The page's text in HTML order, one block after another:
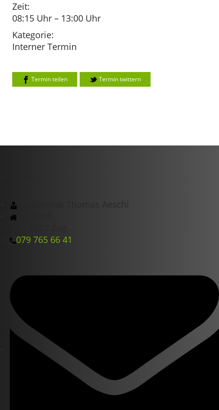
Zeit:
08:15 Uhr – 13:00 Uhr
Kategorie:
Interner Termin
Termin teilen Termin twittern
Nationalrat Thomas Aeschi
079 765 66 41